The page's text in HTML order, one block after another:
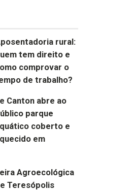
rural:
tem direito e
comprovar o
de trabalho?
Canton abre ao
parque
coberto e
em
Agroecológica
Teresópolis